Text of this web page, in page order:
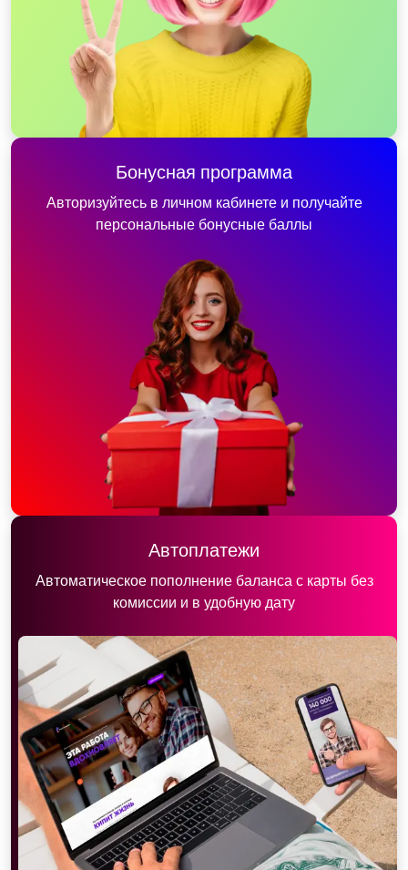
Бонусная программа
Авторизуйтесь в личном кабинете и получайте
персональные бонусные баллы
Автоплатежи
Автоматическое пополнение баланса с карты без
комиссии и в удобную дату